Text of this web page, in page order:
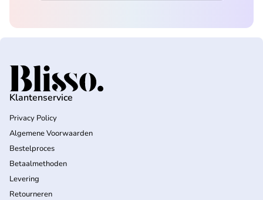
Home
Klantenservice
Privacy Policy
Algemene Voorwaarden
Bestelproces
Betaalmethoden
Levering
Retourneren